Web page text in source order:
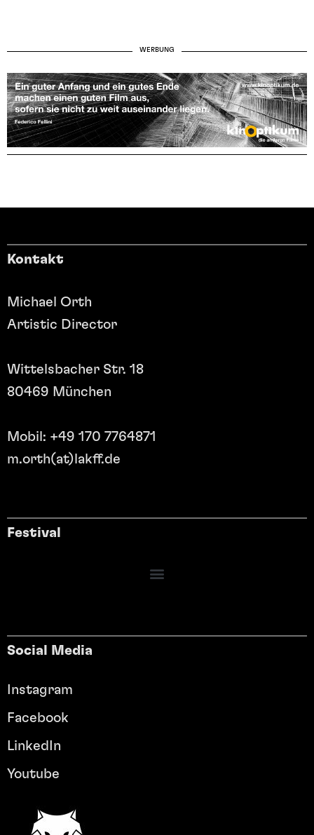
WERBUNG
Kontakt
Michael Orth
Artistic Director
Wittelsbacher Str. 18
80469 München
Mobil: +49 170 7764871
m.orth(at)lakff.de
Festival
Social Media
Instagram
Facebook
LinkedIn
Youtube